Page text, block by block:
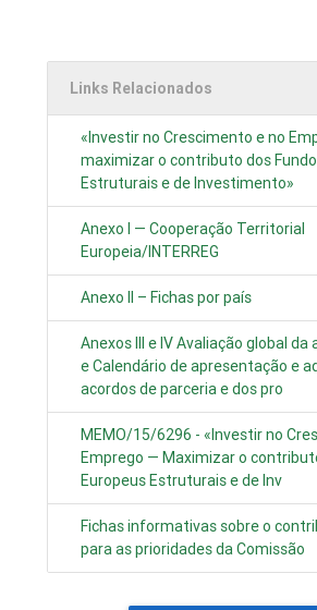
Links Relacionados
«Investir no Crescimento e no
maximizar o contributo dos
Estruturais e de Investimento»
Anexo I — Cooperação Territorial
Europeia/INTERREG
Anexo II – Fichas por país
Anexos III e IV Avaliação global da
e Calendário de apresentação e
acordos de parceria e dos pro
MEMO/15/6296 - «Investir no
Emprego — Maximizar o
Europeus Estruturais e de Inv
Fichas informativas sobre o
para as prioridades da Comissão